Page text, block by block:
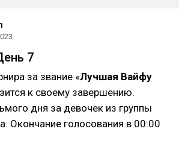
7
за звание «Лучшая Вайфу
к своему завершению.
дня за девочек из группы
Окончание голосования в 00:00